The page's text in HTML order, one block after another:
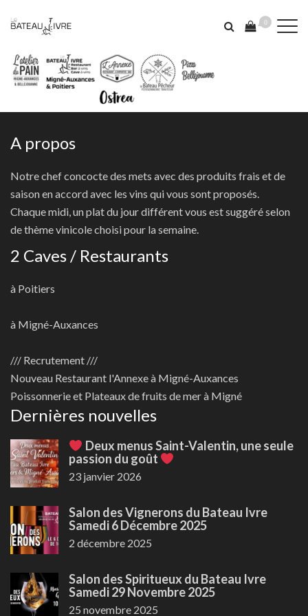
0
A propos
Notre chef concocte des mets avec des produits frais et de
saison en accord avec les vins qui vous sont proposés.
Chaque midi, un plat du jour différent vous est suggéré selon
de thème vinicole choisi pour la semaine.
2 Caves / Restaurants
à Poitiers
à Migné-Auxances
/// Recrutement ///
Nouveau Restaurant l'Annexe à Migné-Auxances
Poissonnerie et Plateaux de fruits de mer à Migné
Dernières nouvelles
Deux menus Saint-Valentin, une seule
passion du goût
23 janvier 2026
Salon des Vignerons du Bateau Ivre
Samedi 6 Décembre 2025
2 décembre 2025
Salon des Spiritueux du Bateau Ivre
Samedi 29 Novembre 2025
25 novembre 2025